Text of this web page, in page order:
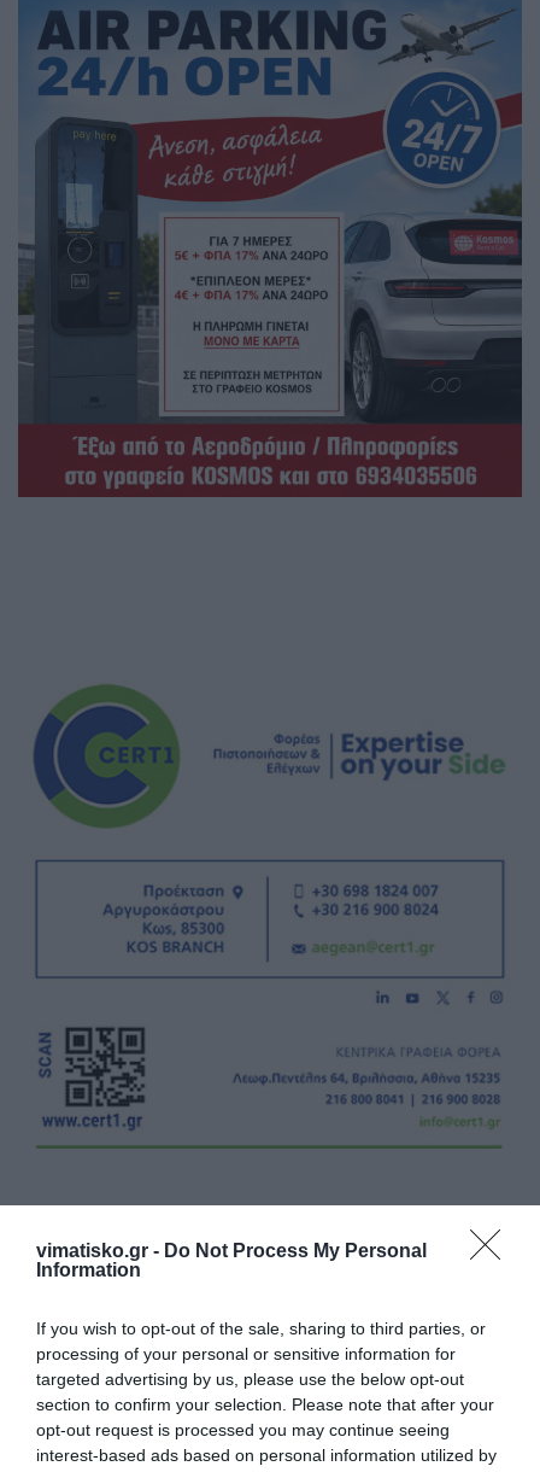
vimatisko.gr - Do Not Process My Personal
Information
If you wish to opt-out of the sale, sharing to third parties, or
processing of your personal or sensitive information for
targeted advertising by us, please use the below opt-out
section to confirm your selection. Please note that after your
opt-out request is processed you may continue seeing
interest-based ads based on personal information utilized by
χυδαιότητας!
Σχόλια 0